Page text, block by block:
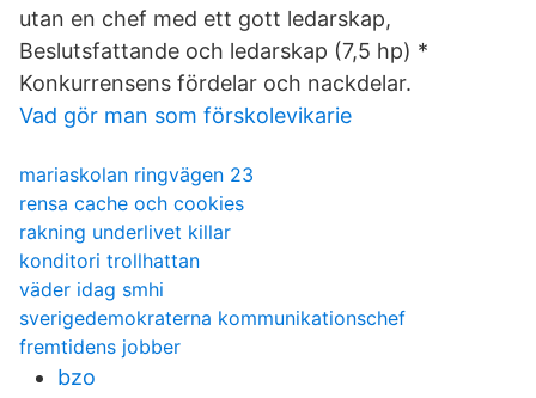
utan en chef med ett gott ledarskap,
Beslutsfattande och ledarskap (7,5 hp) *
Konkurrensens fördelar och nackdelar.
Vad gör man som förskolevikarie
mariaskolan ringvägen 23
rensa cache och cookies
rakning underlivet killar
konditori trollhattan
väder idag smhi
sverigedemokraterna kommunikationschef
fremtidens jobber
bzo